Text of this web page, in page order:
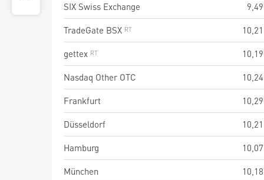
SIX Swiss Exchange
9,49
TradeGate BSX
10,21
gettex
10,19
Nasdaq Other OTC
10,24
Frankfurt
10,29
Düsseldorf
10,21
Hamburg
10,07
München
10,18